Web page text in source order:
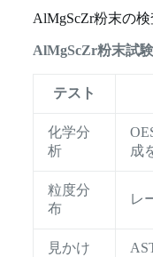
AlMgScZr粉末の
AlMgScZr粉末試験
テスト
化学分
析
成
粒度分
布
レ
見かけ